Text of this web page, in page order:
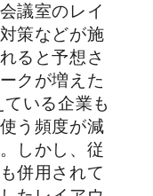
議室のレイ
策などが施
ると予想さ
クが増えた
いる企業も
う頻度が減
しかし、従
併用されて